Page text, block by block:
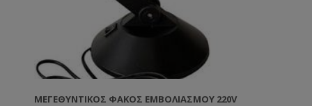
ΜΕΓΕΘΥΝΤΙΚΌΣ ΦΑΚΌΣ ΕΜΒΟΛΙΑΣΜΟΎ 220V